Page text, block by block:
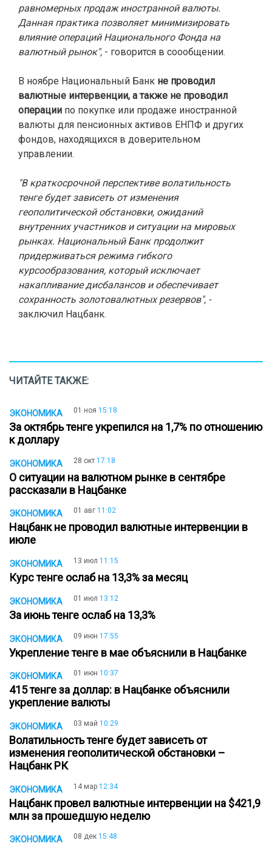
равномерных продаж иностранной валюты.
Данная практика позволяет минимизировать
влияние операций Национального Фонда на
валютный рынок", - говорится в соообщении.
В ноябре Национальный Банк не проводил
валютные интервенции, а также не проводил
операции по покупке или продаже иностранной
валюты для пенсионных активов ЕНПФ и других
фондов, находящихся в доверительном
управлении.
"В краткосрочной перспективе волатильность
тенге будет зависеть от изменения
геополитической обстановки, ожиданий
внутренних участников и ситуации на мировых
рынках. Национальный Банк продолжит
придерживаться режима гибкого
курсообразования, который исключает
накапливание дисбалансов и обеспечивает
сохранность золотовалютных резервов", -
заключил Нацбанк.
ЧИТАЙТЕ ТАКЖЕ:
ЭКОНОМИКА 01 ноя 15:18
За октябрь тенге укрепился на 1,7% по отношению
к доллару
ЭКОНОМИКА 28 окт 17:18
О ситуации на валютном рынке в сентябре
рассказали в Нацбанке
ЭКОНОМИКА 01 авг 11:02
Нацбанк не проводил валютные интервенции в
июле
ЭКОНОМИКА 13 июл 11:15
Курс тенге ослаб на 13,3% за месяц
ЭКОНОМИКА 01 июл 13:12
За июнь тенге ослаб на 13,3%
ЭКОНОМИКА 09 июн 17:55
Укрепление тенге в мае объяснили в Нацбанке
ЭКОНОМИКА 01 июн 10:37
415 тенге за доллар: в Нацбанке объяснили
укрепление валюты
ЭКОНОМИКА 03 май 10:29
Волатильность тенге будет зависеть от
изменения геополитической обстановки –
Нацбанк РК
ЭКОНОМИКА 14 мар 12:34
Нацбанк провел валютные интервенции на $421,9
млн за прошедшую неделю
ЭКОНОМИКА 08 дек 15:48